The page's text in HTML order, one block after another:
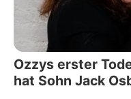
Ozzys erster
hat Sohn Jack